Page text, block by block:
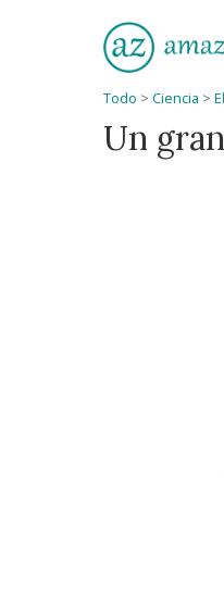
Todo > Ciencia >
Un